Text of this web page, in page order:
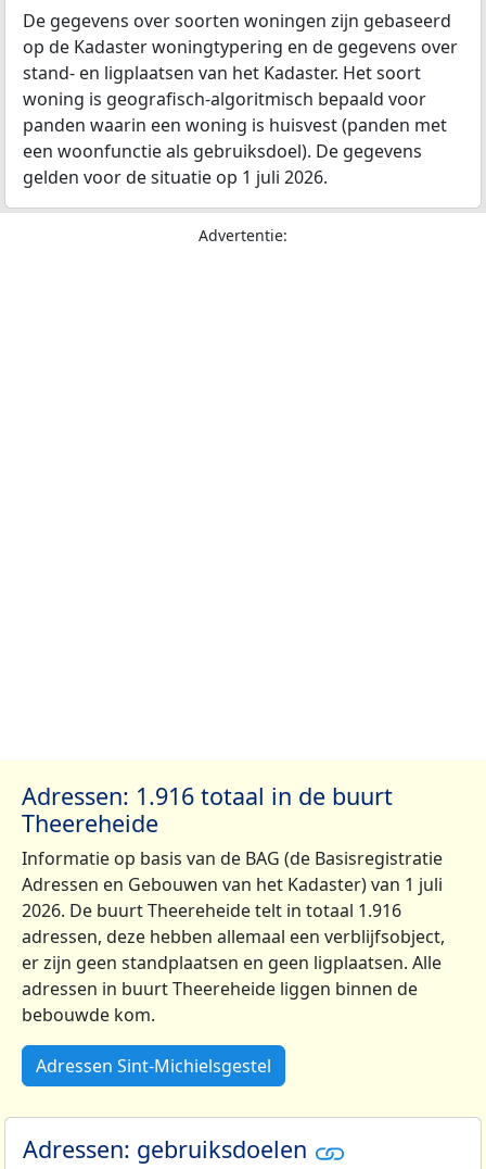
De gegevens over soorten woningen zijn gebaseerd
op de Kadaster woningtypering en de gegevens over
stand- en ligplaatsen van het Kadaster. Het soort
woning is geografisch-algoritmisch bepaald voor
panden waarin een woning is huisvest (panden met
een woonfunctie als gebruiksdoel). De gegevens
gelden voor de situatie op 1 juli 2026.
Advertentie:
Adressen: 1.916 totaal in de buurt
Theereheide
Informatie op basis van de BAG (de Basisregistratie
Adressen en Gebouwen van het Kadaster) van 1 juli
2026. De buurt Theereheide telt in totaal 1.916
adressen, deze hebben allemaal een verblijfsobject,
er zijn geen standplaatsen en geen ligplaatsen. Alle
adressen in buurt Theereheide liggen binnen de
bebouwde kom.
Adressen Sint-Michielsgestel
Adressen: gebruiksdoelen